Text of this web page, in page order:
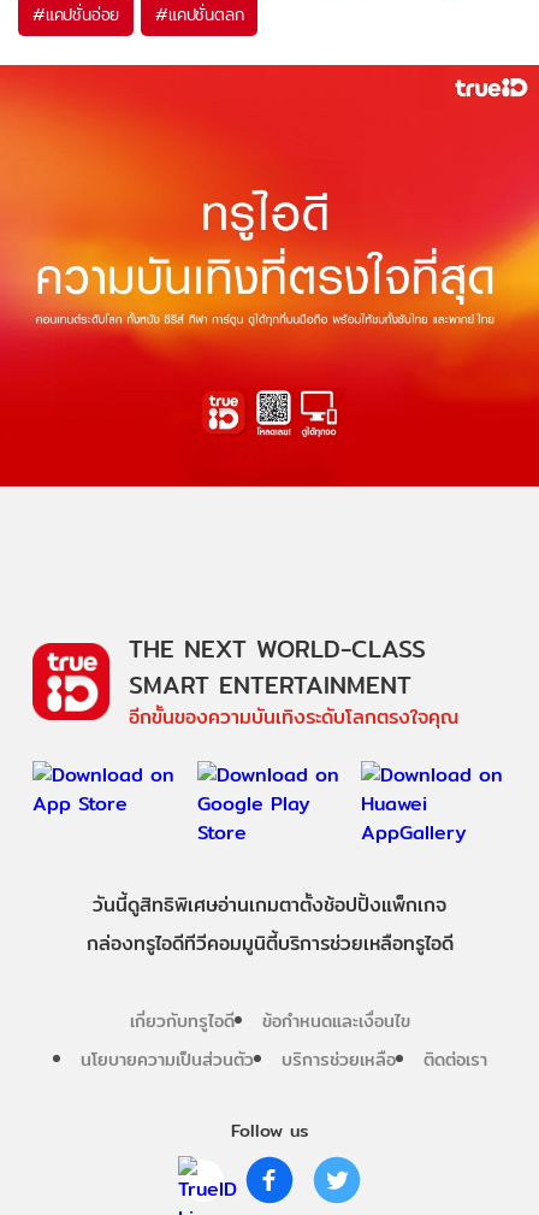
#แคปชั่นอ่อย #แคปชั่นตลก
Follow us
THE NEXT WORLD-CLASS
SMART ENTERTAINMENT
อีกขั้นของความบันเทิงระดับโลกตรงใจคุณ
วันนี้ดูสิทธิพิเศษอ่านเกมตาตั้งช้อปปิ้งแพ็กเกจ
กล่องทรูไอดีทีวีคอมมูนิตี้บริการช่วยเหลือทรูไอดี
เกี่ยวกับทรูไอดี
ข้อกำหนดและเงื่อนไข
นโยบายความเป็นส่วนตัว
บริการช่วยเหลือ ติดต่อเรา